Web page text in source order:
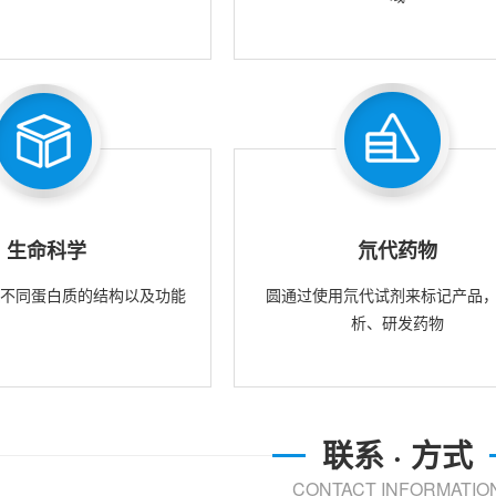
生命科学
同蛋白质的结构以及功能
氘代药物
圆通过使用氘代试剂来标记产品
析、研发药物
联系 · 方式
CONTACT